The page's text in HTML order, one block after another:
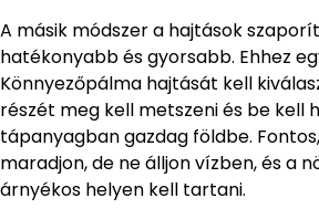
A másik módszer a hajtások
hatékonyabb és gyorsabb. Ehhez
Könnyezőpálma hajtását kell
részét meg kell metszeni és be kell
tápanyagban gazdag földbe.
maradjon, de ne álljon vízben, és a
árnyékos helyen kell tartani.